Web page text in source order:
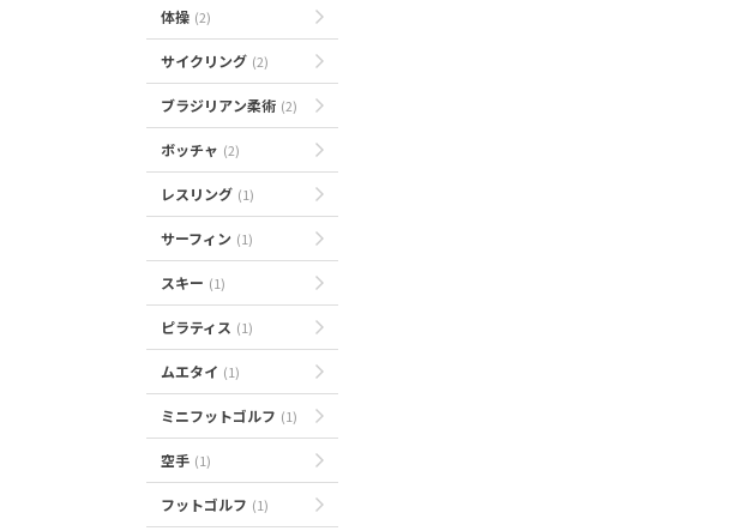
体操 (2)
サイクリング (2)
ブラジリアン柔術 (2)
ボッチャ (2)
レスリング (1)
サーフィン (1)
スキー (1)
ピラティス (1)
ムエタイ (1)
ミニフットゴルフ (1)
空手 (1)
フットゴルフ (1)